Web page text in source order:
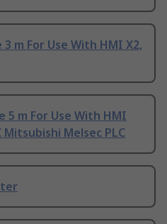
m For Use With HMI X2,
5 m For Use With HMI
Mitsubishi Melsec PLC